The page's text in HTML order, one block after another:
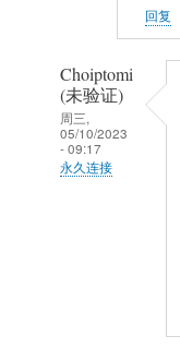
回复
Choiptomi
(未验证)
周三,
05/10/2023
- 09:17
永久连接